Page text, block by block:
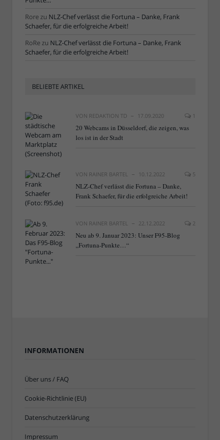
Rorezu NLZ-Chef verlässt die Fortuna – Danke, Frank
Schaefer, für die erfolgreiche Arbeit!
RoRezu NLZ-Chef verlässt die Fortuna – Danke, Frank
Schaefer, für die erfolgreiche Arbeit!
BELIEBTE ARTIKEL
VON REDAKTION TD 17.09.2020 1
20 Webcams in Düsseldorf, die zeigen, was
los ist in der Stadt
VON RAINER BARTEL 10.12.2022 5
NLZ-Chef verlässt die Fortuna – Danke,
Frank Schaefer, für die erfolgreiche Arbeit!
VON RAINER BARTEL 22.12.2022 2
Neu ab 9. Januar 2023: Unser F95-Blog
„Fortuna-Punkte…“
INFORMATIONEN
Über uns / FAQ
Cookie-Richtlinie (EU)
Datenschutzerklärung
Impressum